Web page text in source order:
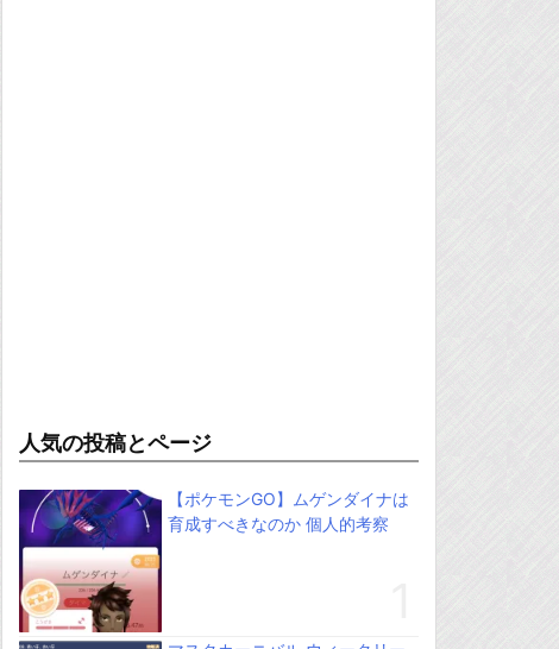
人気の投稿とページ
【ポケモンGO】ムゲンダイナは
育成すべきなのか 個人的考察